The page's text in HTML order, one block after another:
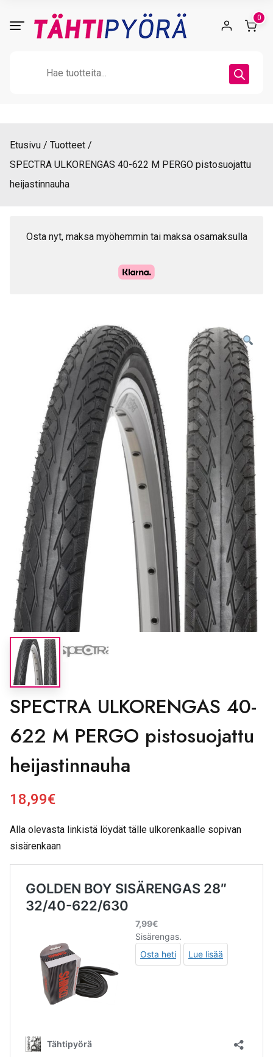
0
Etusivu
Tuotteet
SPECTRA ULKORENGAS 40-622 M PERGO pistosuojattu
heijastinnauha
Osta nyt, maksa myöhemmin tai maksa osamaksulla
SPECTRA ULKORENGAS 40-
622 M PERGO pistosuojattu
heijastinnauha
18,99€
Alla olevasta linkistä löydät tälle ulkorenkaalle sopivan
sisärenkaan